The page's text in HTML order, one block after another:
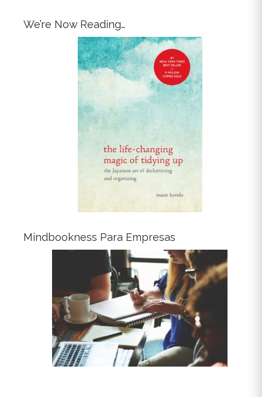
We’re Now Reading…
Mindbookness Para Empresas